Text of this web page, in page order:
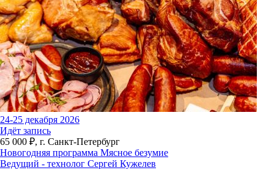
24-25 декабря 2026
Идёт запись
65 000 ₽, г. Санкт-Петербург
Новогодняя программа Мясное безумие
Ведущий - технолог Сергей Кужелев